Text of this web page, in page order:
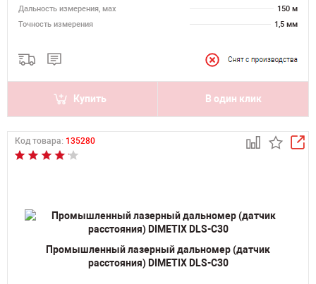
Дальность измерения, мах
150 м
Точность измерения
1,5 мм
Купить В один клик
Код товара: 135280
Промышленный лазерный дальномер (датчик
расстояния) DIMETIX DLS-C30